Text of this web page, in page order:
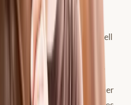
auf?
oder generell
stark wie auf dem Platz?
und geritten? Welcher